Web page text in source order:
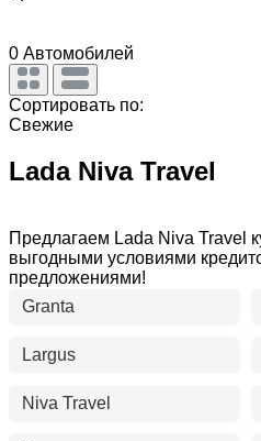
0 Автомобилей
Сортировать по:
Свежие
Lada Niva Travel
Предлагаем Lada Niva Travel
выгодными условиями
предложениями!
Granta
Largus
Niva Travel